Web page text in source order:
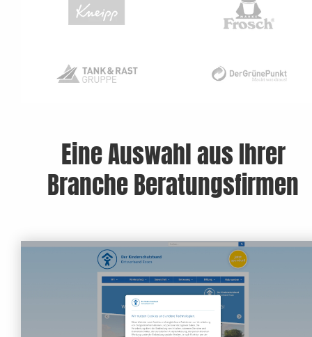
Eine Auswahl aus Ihrer
Branche Beratungsfirmen